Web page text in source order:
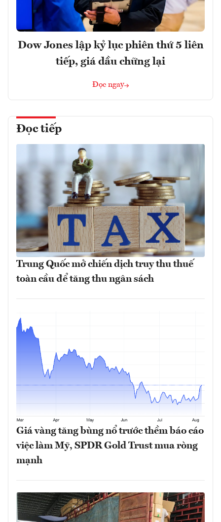
Dow Jones lập kỷ lục phiên thứ 5 liên
tiếp, giá dầu chững lại
Đọc ngay
Đọc tiếp
Trung Quốc mở chiến dịch truy thu thuế
toàn cầu để tăng thu ngân sách
Giá vàng tăng bùng nổ trước thềm báo cáo
việc làm Mỹ, SPDR Gold Trust mua ròng
mạnh